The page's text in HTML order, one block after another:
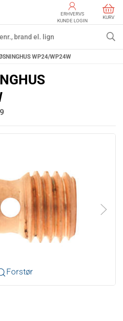
ERHVERVS
KUNDE LOGIN
KURV
WP24/WP24W
Forstør